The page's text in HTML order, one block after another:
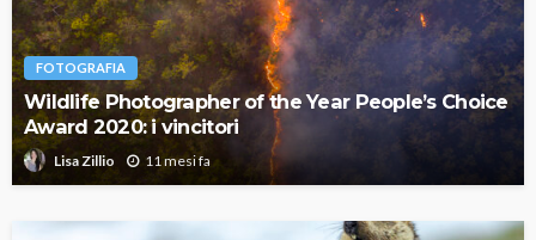
FOTOGRAFIA
Wildlife Photographer of the Year People’s Choice
Award 2020: i vincitori
Lisa Zillio 11 mesi fa